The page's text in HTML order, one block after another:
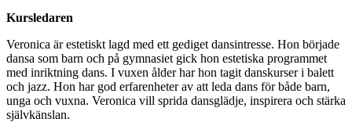
Kursledaren
Veronica är estetiskt lagd med ett gediget dansintresse. Hon började
dansa som barn och på gymnasiet gick hon estetiska programmet
med inriktning dans. I vuxen ålder har hon tagit danskurser i balett
och jazz. Hon har god erfarenheter av att leda dans för både barn,
unga och vuxna. Veronica vill sprida dansglädje, inspirera och stärka
självkänslan.